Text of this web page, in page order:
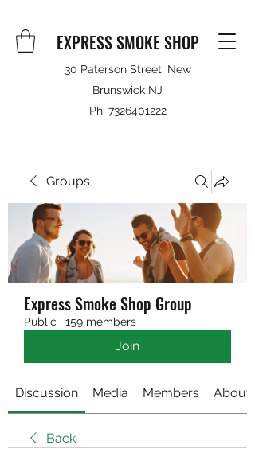
EXPRESS SMOKE SHOP
30 Paterson Street, New
Brunswick NJ
Ph: 7326401222
Groups
Express Smoke Shop Group
Public · 159 members
Join
Discussion Media Members About
Back